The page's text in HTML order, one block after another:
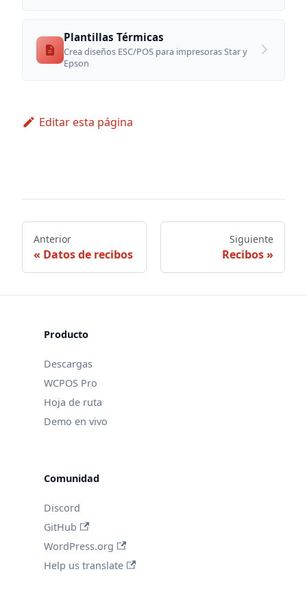
Plantillas Térmicas
Crea diseños ESC/POS para impresoras Star y
Epson
Editar esta página
Anterior
Datos de recibos
Siguiente
Recibos
Producto
Descargas
WCPOS Pro
Hoja de ruta
Demo en vivo
Comunidad
Discord
GitHub
WordPress.org
Help us translate